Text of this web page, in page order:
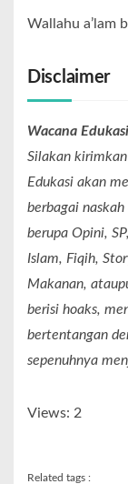
Wallahu a’lam
Disclaimer
Wacana Edukasi
Silakan
Edukasi akan
berbagai
berupa Opini,
Islam, Fiqih,
Makanan,
berisi hoaks,
bertentangan
sepenuhnya
Views: 2
Related tags :